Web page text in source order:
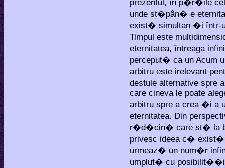
prezentul, în p�r�ile
unde st�pân� e
exist� simultan �i într-
Timpul este
eternitatea, întreaga
perceput� ca un Acum
arbitru este irelevant
destule alternative spre
care cineva le poate
arbitru spre a crea �i a
eternitatea. Din
r�d�cin� care st� la
privesc ideea c� exist�
urmeaz� un num�r
umplut� cu